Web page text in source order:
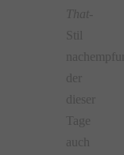
That-
Stil
der
dieser
Tage
auch